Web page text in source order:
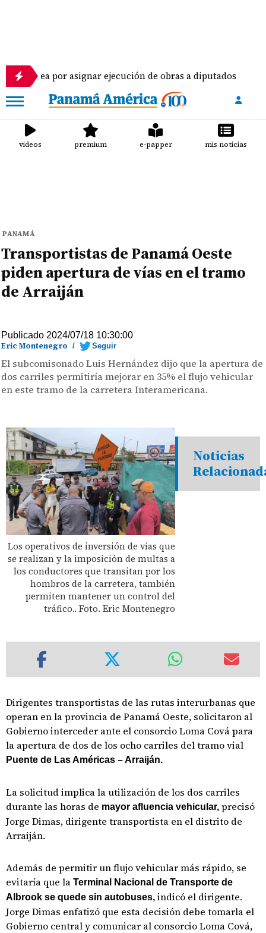
por asignar ejecución de obras a diputados
videos premium e-papper mis noticias
PANAMÁ
Transportistas de Panamá Oeste
piden apertura de vías en el tramo
de Arraiján
Publicado 2024/07/18 10:30:00
Eric Montenegro / Seguir
El subcomisonado Luis Hernández dijo que la apertura de
dos carriles permitiría mejorar en 35% el flujo vehicular
en este tramo de la carretera Interamericana.
Los operativos de inversión de vías que
se realizan y la imposición de multas a
los conductores que transitan por los
hombros de la carretera, también
permiten mantener un control del
tráfico.. Foto. Eric Montenegro
Noticias
Dirigentes transportistas de las rutas interurbanas que
operan en la provincia de Panamá Oeste, solicitaron al
Gobierno interceder ante el consorcio Loma Cová para
la apertura de dos de los ocho carriles del tramo vial
Puente de Las Américas – Arraiján.
La solicitud implica la utilización de los dos carriles
durante las horas de mayor afluencia vehicular, precisó
Jorge Dimas, dirigente transportista en el distrito de
Arraiján.
Además de permitir un flujo vehicular más rápido, se
evitaría que la Terminal Nacional de Transporte de
Albrook se quede sin autobuses, indicó el dirigente.
Jorge Dimas enfatizó que esta decisión debe tomarla el
Gobierno central y comunicar al consorcio Loma Cová,